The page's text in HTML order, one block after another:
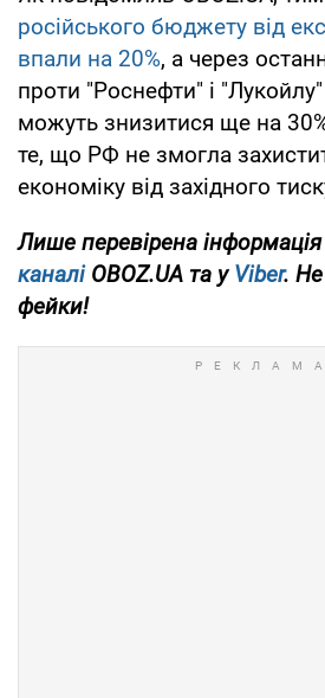
російського бюджету від
впали на 20%, а через
проти "Роснефти" і
можуть знизитися ще на
те, що РФ не змогла
економіку від західного
Лише перевірена
каналіOBOZ.UA та уViber. Не
фейки!